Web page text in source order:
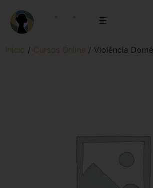
Início / Cursos Online / Violência